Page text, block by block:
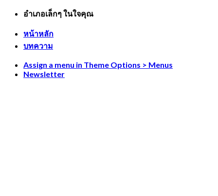
Skip
content
อำเภอเล็กๆ ในใจคุณ
หน้าหลัก
บทความ
Assign a menu in Theme Options > Menus
Newsletter